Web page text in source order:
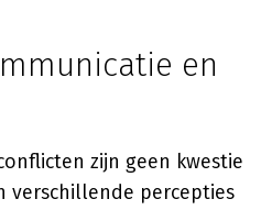
en
zijn geen kwestie
verschillende percepties